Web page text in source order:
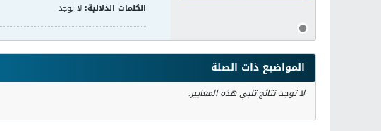
الكلمات الدلالية: لا يوجد
المواضيع ذات الصلة
لا توجد نتائج تلبي هذه المعايير.